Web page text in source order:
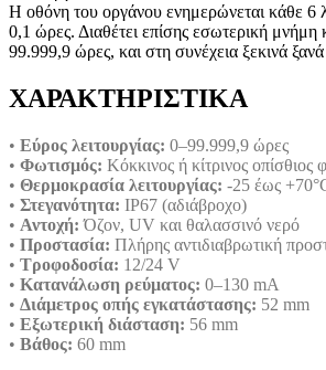
Η οθόνη του οργάνου ενημερώνεται κάθε 6
0,1 ώρες. Διαθέτει επίσης εσωτερική μνήμη
99.999,9 ώρες, και στη συνέχεια ξεκινά
ΧΑΡΑΚΤΗΡΙΣΤΙΚΑ
• Εύρος λειτουργίας: 0–99.999,9 ώρες
• Φωτισμός: Κόκκινος ή κίτρινος οπίσθιος
• Θερμοκρασία λειτουργίας: -25 έως
• Στεγανότητα: IP67 (αδιάβροχο)
• Αντοχή: Όζον, UV και θαλασσινό νερό
• Προστασία: Πλήρης αντιδιαβρωτική
• Τροφοδοσία: 12/24 V
• Κατανάλωση ρεύματος: 0–130 mA
• Διάμετρος οπής εγκατάστασης: 52 mm
• Εξωτερική διάσταση: 56 mm
• Βάθος: 60 mm